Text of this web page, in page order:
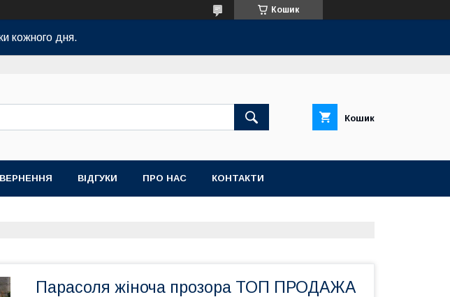
Кошик
кожного дня.
Кошик
ВІДГУКИ ПРО НАС КОНТАКТИ
Парасоля жіноча прозора ТОП ПРОДАЖА